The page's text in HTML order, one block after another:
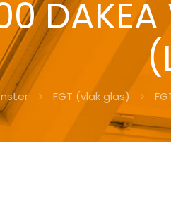
FGT (vlak glas)